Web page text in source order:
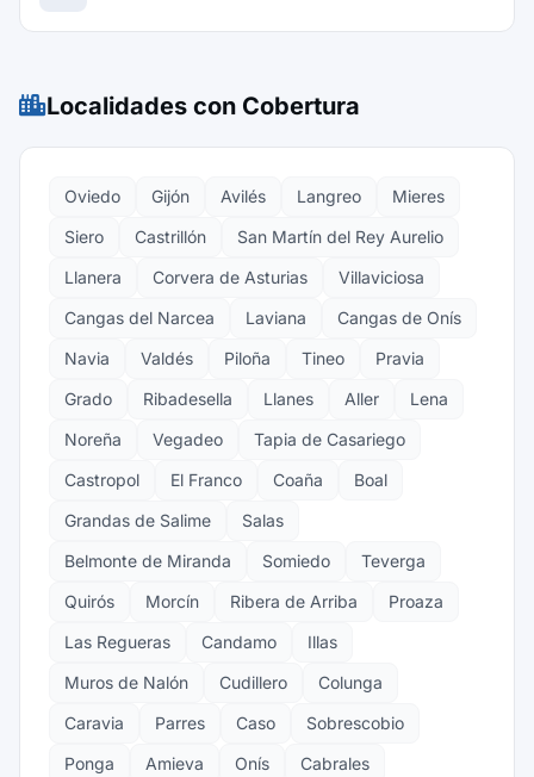
Localidades con Cobertura
Oviedo Gijón Avilés Langreo
Mieres
Siero
Castrillón
San Martín del Rey Aurelio
Llanera
Corvera de Asturias
Villaviciosa
Cangas del Narcea
Laviana
Cangas de Onís
Navia
Valdés Piloña Tineo
Pravia
Grado
Ribadesella Llanes Aller
Lena
Noreña
Vegadeo
Tapia de Casariego
Castropol
El Franco Coaña
Boal
Grandas de Salime
Salas
Belmonte de Miranda
Somiedo
Teverga
Quirós
Morcín Ribera de Arriba
Proaza
Las Regueras
Candamo
Illas
Muros de Nalón
Cudillero
Colunga
Caravia
Parres Caso
Sobrescobio
Ponga
Amieva Onís Cabrales